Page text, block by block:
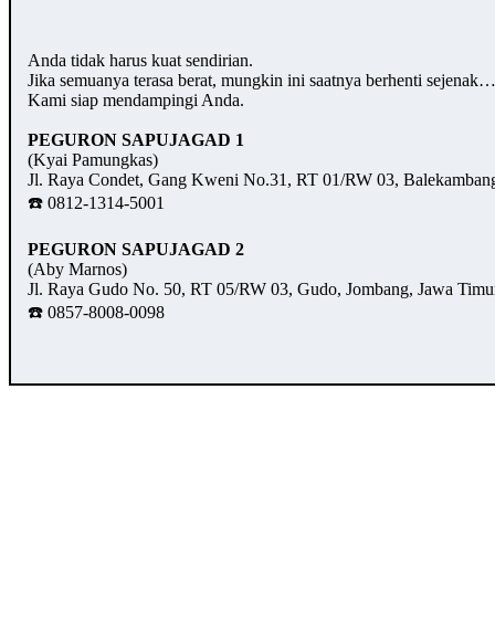
Anda tidak harus kuat sendirian.
Jika semuanya terasa berat, mungkin ini saatnya berhenti
Kami siap mendampingi Anda.
PEGURON SAPUJAGAD 1
(Kyai Pamungkas)
Jl. Raya Condet, Gang Kweni No.31, RT 01/RW 03,
☎️ 0812-1314-5001
PEGURON SAPUJAGAD 2
(Aby Marnos)
Jl. Raya Gudo No. 50, RT 05/RW 03, Gudo, Jombang, Jawa
☎️ 0857-8008-0098